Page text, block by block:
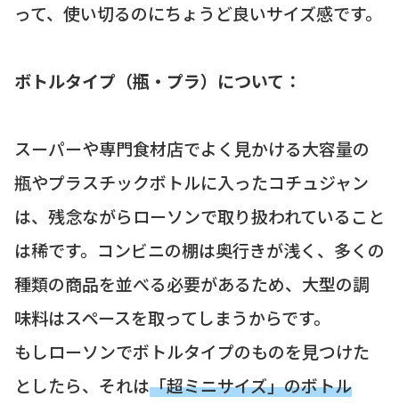
って、使い切るのにちょうど良いサイズ感です。
ボトルタイプ（瓶・プラ）について：
スーパーや専門食材店でよく見かける大容量の
瓶やプラスチックボトルに入ったコチュジャン
は、残念ながらローソンで取り扱われていること
は稀です。コンビニの棚は奥行きが浅く、多くの
種類の商品を並べる必要があるため、大型の調
味料はスペースを取ってしまうからです。
もしローソンでボトルタイプのものを見つけた
としたら、それは「超ミニサイズ」のボトル